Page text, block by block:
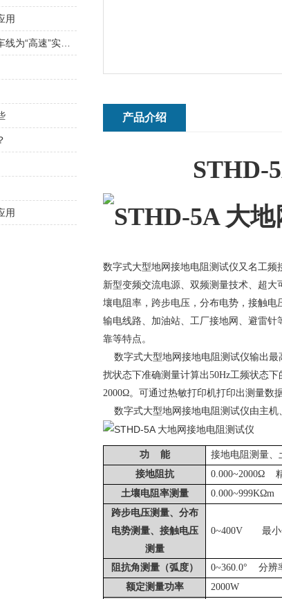
产品介绍
STHD-
数字式大型地网接地电阻测试仪又名工
新型变频交流电源、双频测量技术、超
壤电阻率，跨步电压，分布电势，接触
输电线路、加油站、工厂接地网、避雷
靠等特点。
数字式大型地网接地电阻测试仪输出最
扰状态下准确测量计算出50Hz工频状态
2000Ω。可通过热敏打印机打印出测量数据
数字式大型地网接地电阻测试仪由主
功 能
接地电阻测量、
接地阻抗
0.000~2000Ω
土壤电阻率测量
0.000~999KΩm
跨步电压测量、分布
电势测量、接触电压
测量
0~400V 最小
阻抗角测量（弧度）
0~360.0° 分辨
额定测量功率
2000W
用
高铁速度跑出大国自信，电车线为“高速”实现铺设可能
用